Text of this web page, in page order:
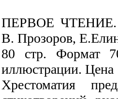
ПЕРВОЕ ЧТЕНИЕ.
В. Прозоров,
80 стр. Формат
иллюстрации. Цена
Хрестоматия